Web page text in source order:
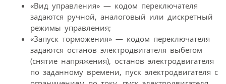
«Вид управления» — кодом переключателя
задаются ручной, аналоговый или дискретный
режимы управления;
«Запуск торможения» — кодом переключателя
задаются останов электродвигателя выбегом
(снятие напряжения), останов электродвигателя
по заданному времени, пуск электродвигателя с